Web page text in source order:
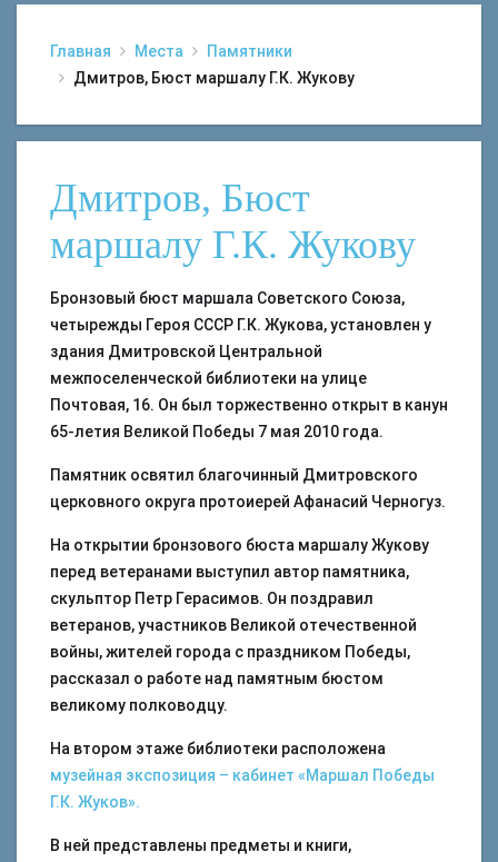
Главная Места
Памятники
Дмитров, Бюст маршалу Г.К. Жукову
Дмитров, Бюст
маршалу Г.К. Жукову
Бронзовый бюст маршала Советского Союза,
четырежды Героя СССР Г.К. Жукова, установлен у
здания Дмитровской Центральной
межпоселенческой библиотеки на улице
Почтовая, 16. Он был торжественно открыт в канун
65-летия Великой Победы 7 мая 2010 года.
Памятник освятил благочинный Дмитровского
церковного округа протоиерей Афанасий Черногуз.
На открытии бронзового бюста маршалу Жукову
перед ветеранами выступил автор памятника,
скульптор Петр Герасимов. Он поздравил
ветеранов, участников Великой отечественной
войны, жителей города с праздником Победы,
рассказал о работе над памятным бюстом
великому полководцу.
На втором этаже библиотеки расположена
музейная экспозиция – кабинет «Маршал Победы
Г.К. Жуков».
В ней представлены предметы и книги,